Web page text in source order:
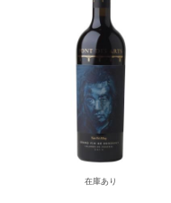
ナリザに対する個人的な見方を伝
た。肖像画の西洋の伝統と中国の
の橋渡しを完璧に体現しています
せのいずれかを使用して、ウェッ
る、象徴的なイメージを作成する
で風味の良い味わいで、リフレッ
今から20年間が飲み頃
て中国を去り、1986年肖像画で
ビエンナーレへの称賛された貢献
後、彼の作品はルーヴル美術館に
ナリザに対する個人的な見方を伝
た。肖像画の西洋の伝統と中国の
の橋渡しを完璧に体現しています
せのいずれかを使用して、ウェッ
る、象徴的なイメージを作成す
飲む2時間前にデキャンタージュす
在庫あり